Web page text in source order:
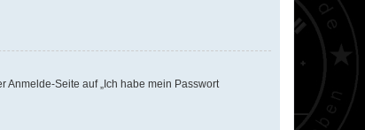
Anmelde-Seite auf „Ich habe mein Passwort